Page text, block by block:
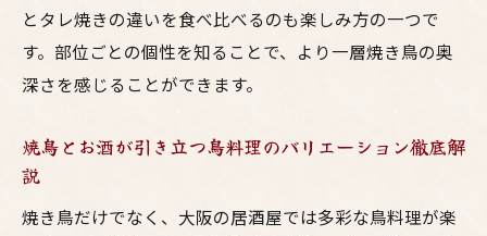
とタレ焼きの違いを食べ比べるのも楽しみ方の一つで
す。部位ごとの個性を知ることで、より一層焼き鳥の奥
深さを感じることができます。
焼鳥とお酒が引き立つ鳥料理のバリエーション徹底解
説
焼き鳥だけでなく、大阪の居酒屋では多彩な鳥料理が楽